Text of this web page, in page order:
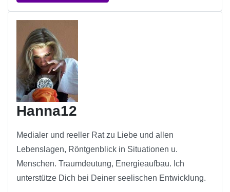
Hanna12
Medialer und reeller Rat zu Liebe und allen
Lebenslagen, Röntgenblick in Situationen u.
Menschen. Traumdeutung, Energieaufbau. Ich
unterstütze Dich bei Deiner seelischen Entwicklung.